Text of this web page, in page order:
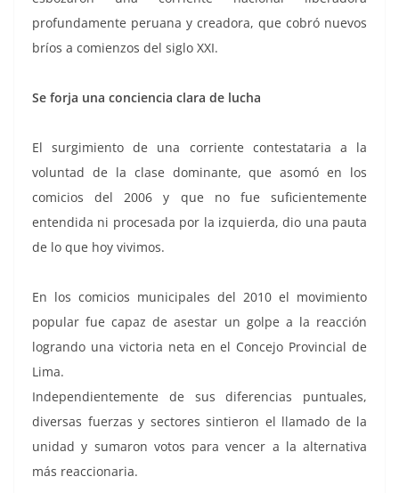
profundamente peruana y creadora, que cobró nuevos
bríos a comienzos del siglo XXI.
Se forja una conciencia clara de lucha
El surgimiento de una corriente contestataria a la
voluntad de la clase dominante, que asomó en los
comicios del 2006 y que no fue suficientemente
entendida ni procesada por la izquierda, dio una pauta
de lo que hoy vivimos.
En los comicios municipales del 2010 el movimiento
popular fue capaz de asestar un golpe a la reacción
logrando una victoria neta en el Concejo Provincial de
Lima.
Independientemente de sus diferencias puntuales,
diversas fuerzas y sectores sintieron el llamado de la
unidad y sumaron votos para vencer a la alternativa
más reaccionaria.